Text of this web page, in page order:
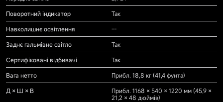
Поворотний індикатор
Так
Навколишнє освітлення
--
Заднє гальмівне світло
Так
Сертифіковані відбивачі
Так
Вага нетто
Прибл. 18,8 кг (41,4 фунта)
Д × Ш × В
Прибл. 1168 × 540 × 1220 мм (45,9 ×
21,2 × 48 дюймів)